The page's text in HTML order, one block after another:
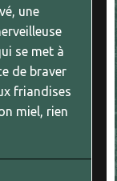
une
se met à
de braver
friandises
miel, rien